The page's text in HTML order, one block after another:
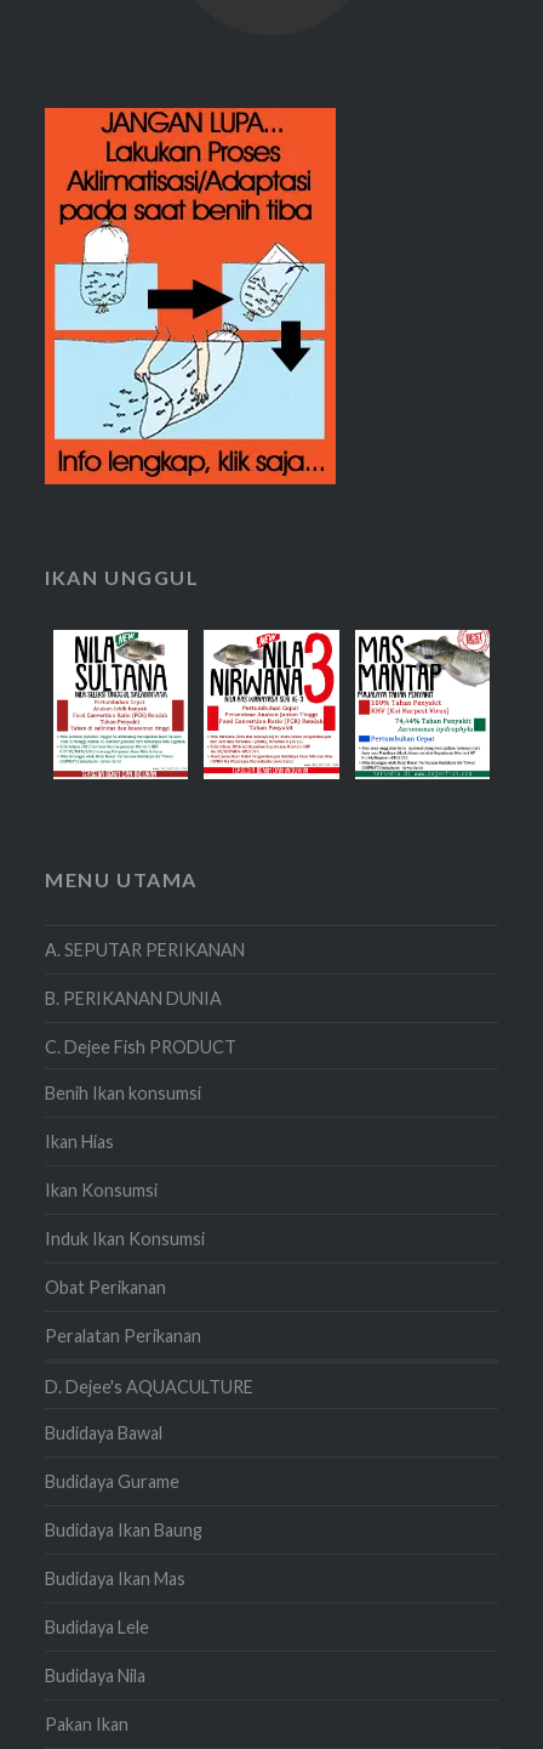
IKAN UNGGUL
MENU UTAMA
A. SEPUTAR PERIKANAN
B. PERIKANAN DUNIA
C. Dejee Fish PRODUCT
Benih Ikan konsumsi
Ikan Hias
Ikan Konsumsi
Induk Ikan Konsumsi
Obat Perikanan
Peralatan Perikanan
D. Dejee's AQUACULTURE
Budidaya Bawal
Budidaya Gurame
Budidaya Ikan Baung
Budidaya Ikan Mas
Budidaya Lele
Budidaya Nila
Pakan Ikan